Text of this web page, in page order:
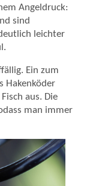
Angeldruck:
sind
leichter
Ein zum
Hakenköder
aus. Die
man immer